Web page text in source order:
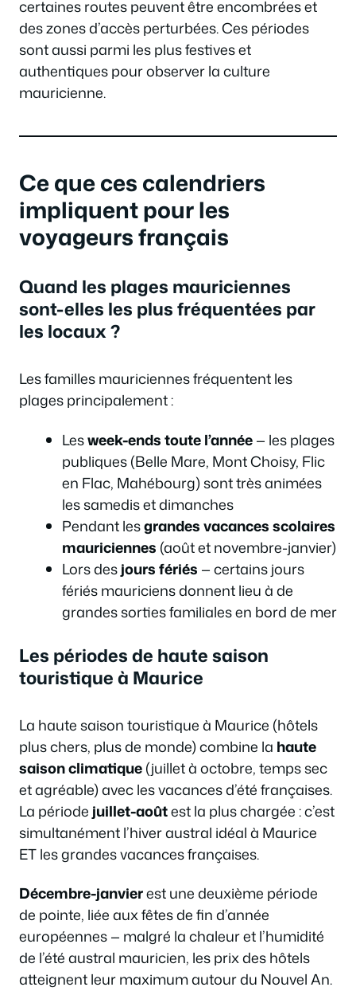
certaines routes peuvent être encombrées et
des zones d’accès perturbées. Ces périodes
sont aussi parmi les plus festives et
authentiques pour observer la culture
mauricienne.
Ce que ces calendriers
impliquent pour les
voyageurs français
Quand les plages mauriciennes
sont-elles les plus fréquentées par
les locaux ?
Les familles mauriciennes fréquentent les
plages principalement :
Lesweek-ends toute l’année— les plages
publiques (Belle Mare, Mont Choisy, Flic
en Flac, Mahébourg) sont très animées
les samedis et dimanches
Pendant lesgrandes vacances scolaires
mauriciennes (août et novembre-janvier)
Lors desjours fériés — certains jours
fériés mauriciens donnent lieu à de
grandes sorties familiales en bord de mer
Les périodes de haute saison
touristique à Maurice
La haute saison touristique à Maurice (hôtels
plus chers, plus de monde) combine la haute
saison climatique(juillet à octobre, temps sec
et agréable) avec les vacances d’été françaises.
La période juillet-aoûtest la plus chargée : c’est
simultanément l’hiver austral idéal à Maurice
ET les grandes vacances françaises.
Décembre-janvierest une deuxième période
de pointe, liée aux fêtes de fin d’année
européennes — malgré la chaleur et l’humidité
de l’été austral mauricien, les prix des hôtels
atteignent leur maximum autour du Nouvel An.